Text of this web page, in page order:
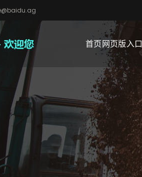
首页网页版入口